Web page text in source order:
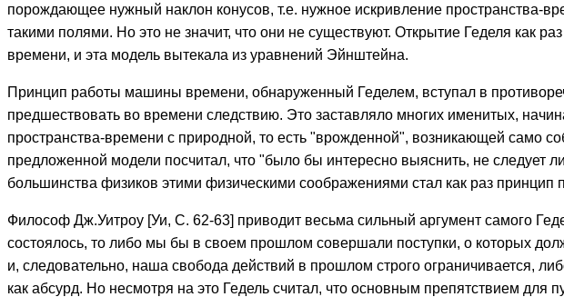
порождающее нужный наклон конусов, т.е. нужное искривление пространства-
такими полями. Но это не значит, что они не существуют. Открытие Геделя как
времени, и эта модель вытекала из уравнений Эйнштейна.
Принцип работы машины времени, обнаруженный Геделем, вступал в
предшествовать во времени следствию. Это заставляло многих именитых,
пространства-времени с природной, то есть "врожденной", возникающей само
предложенной модели посчитал, что "было бы интересно выяснить, не следует
большинства физиков этими физическими соображениями стал как раз принцип
Философ Дж.Уитроу [Уи, С. 62-63] приводит весьма сильный аргумент самого
состоялось, то либо мы бы в своем прошлом совершали поступки, о которых
и, следовательно, наша свобода действий в прошлом строго ограничивается,
как абсурд. Но несмотря на это Гедель считал, что основным препятствием для